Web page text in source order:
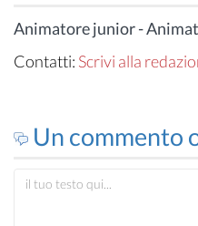
Animatore junior -
Contatti: Scrivi alla
Un commento